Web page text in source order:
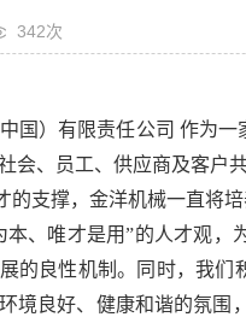
342次
国）有限责任公司 作为
会、员工、供应商及客户
的支撑，金洋机械一直将
本、唯才是用”的人才观
的良性机制。同时，我
境良好、健康和谐的氛围